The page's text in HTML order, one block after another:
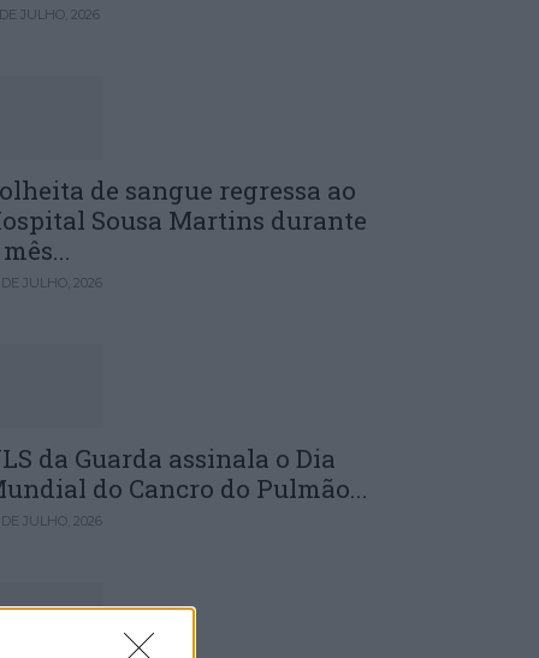
JULHO, 2026
de sangue regressa ao
Sousa Martins durante
JULHO, 2026
da Guarda assinala o Dia
do Cancro do Pulmão...
JULHO, 2026